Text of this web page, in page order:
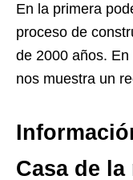
En la primera
proceso de
de 2000 años.
nos muestra un
Casa de la